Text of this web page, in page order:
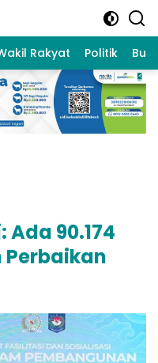
Rakyat Politik
Ada 90.174
Perbaikan